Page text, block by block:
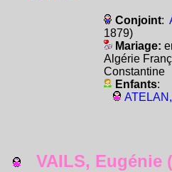
Conjoint:
1879)
Mariage:
Algérie
Constantine
Enfants:
VAILS, Eugénie